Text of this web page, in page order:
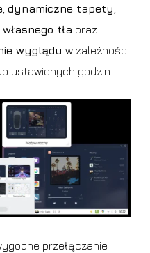
,dynamiczne tapety
własnego tła oraz
wyglądu w zależności
ustawionych godzin.
przełączanie